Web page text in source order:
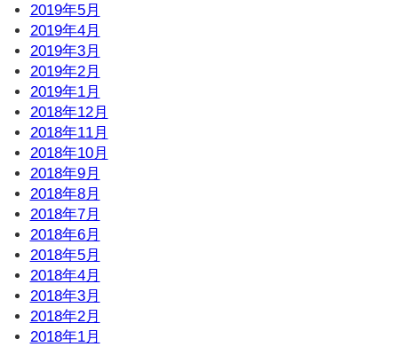
2019年5月
2019年4月
2019年3月
2019年2月
2019年1月
2018年12月
2018年11月
2018年10月
2018年9月
2018年8月
2018年7月
2018年6月
2018年5月
2018年4月
2018年3月
2018年2月
2018年1月